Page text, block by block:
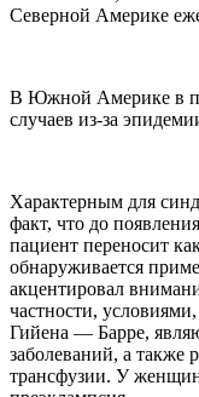
Северной Америке
В Южной Америке в
случаев из-за
Характерным для
факт, что до
пациент переносит
обнаруживается
акцентировал
частности,
Гийена — Барре,
заболеваний, а также
трансфузии. У